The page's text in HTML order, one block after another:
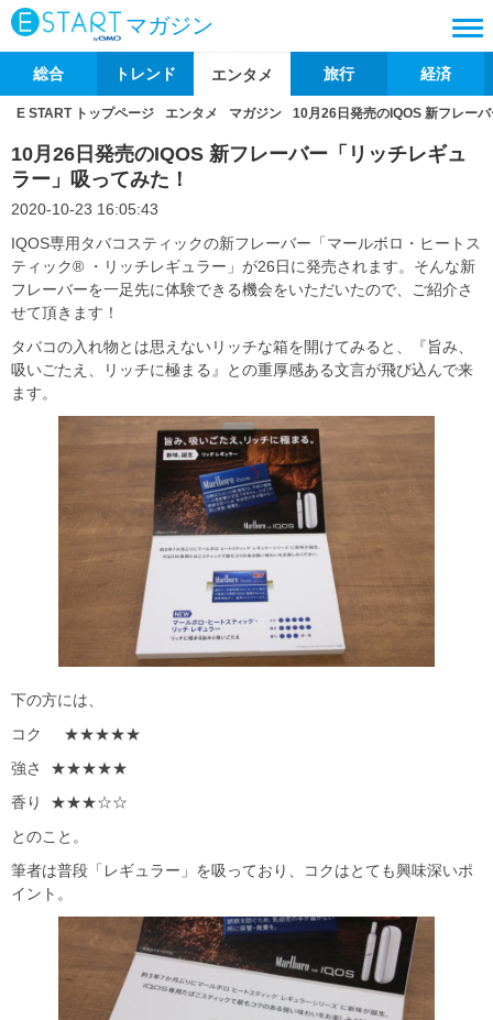
マガジン
総合 トレンド エンタメ 旅行 経済
E START トップページ エンタメ マガジン 10月26日発売のIQOS 新フレー
10月26日発売のIQOS 新フレーバー「リッチレギュ
ラー」吸ってみた！
2020-10-23 16:05:43
IQOS専用タバコスティックの新フレーバー「マールボロ・ヒートス
ティック® ・リッチレギュラー」が26日に発売されます。そんな新
フレーバーを一足先に体験できる機会をいただいたので、ご紹介さ
せて頂きます！
タバコの入れ物とは思えないリッチな箱を開けてみると、『旨み、
吸いごたえ、リッチに極まる』との重厚感ある文言が飛び込んで来
ます。
下の方には、
コク ★★★★★
強さ ★★★★★
香り ★★★☆☆
とのこと。
筆者は普段「レギュラー」を吸っており、コクはとても興味深いポ
イント。